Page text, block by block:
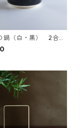
鍋（白・黒） 2合炊
か道具店